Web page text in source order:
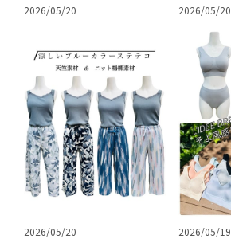
2026/05/20 2026/05/20
2026/05/20 2026/05/19